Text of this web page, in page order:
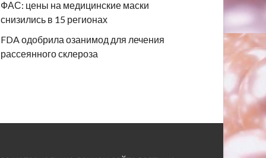
ФАС: цены на медицинские маски
снизились в 15 регионах
FDA одобрила озанимод для лечения
рассеянного склероза